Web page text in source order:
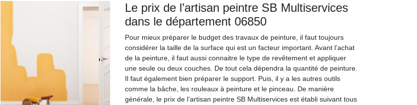
Le prix de l’artisan peintre SB Multiservices
dans le département 06850
Pour mieux préparer le budget des travaux de peinture, il faut toujours
considérer la taille de la surface qui est un facteur important. Avant l’achat
de la peinture, il faut aussi connaitre le type de revêtement et appliquer
une seule ou deux couches. De tout cela dépendra la quantité de peinture.
Il faut également bien préparer le support. Puis, il y a les autres outils
comme la bâche, les rouleaux à peinture et le pinceau. De manière
générale, le prix de l’artisan peintre SB Multiservices est établi suivant tous